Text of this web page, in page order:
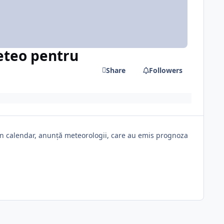
pentru
Share Followers
anunță meteorologii, care au emis prognoza